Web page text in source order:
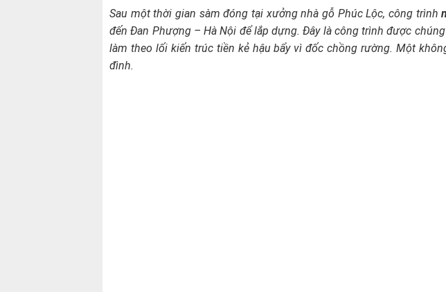
Sau một thời gian sàm đóng tại xưởng nhà gỗ Phúc Lộc, công trình
đến Đan Phượng – Hà Nội để lắp dựng. Đây là công trình được
làm theo lối kiến trúc tiền kẻ hậu bẩy vì đốc chồng rường. Một
đình.